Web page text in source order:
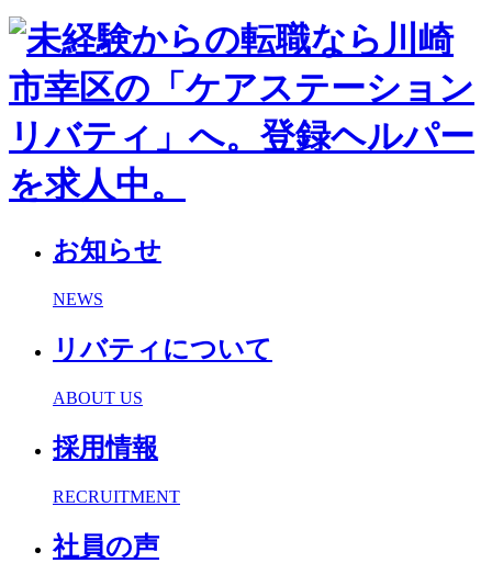
お知らせ
NEWS
リバティについて
ABOUT US
採用情報
RECRUITMENT
社員の声